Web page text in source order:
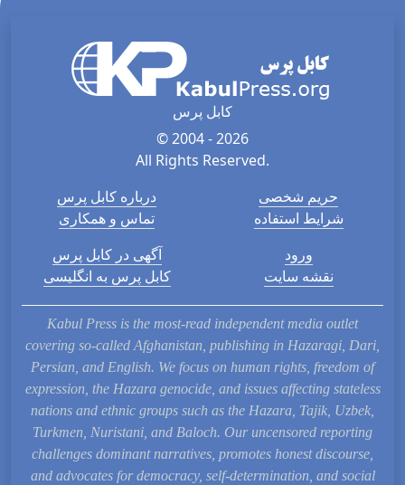
کابل پرس
© 2004 - 2026
All Rights Reserved.
درباره کابل پرس
تماس و همکاری
حریم شخصی
شرایط استفاده
آگهی در کابل پرس
کابل پرس به انگلیسی
ورود
نقشه سایت
Kabul Press is the most-read independent media outlet
covering so-called Afghanistan, publishing in Hazaragi, Dari,
Persian, and English. We focus on human rights, freedom of
expression, the Hazara genocide, and issues affecting stateless
nations and ethnic groups such as the Hazara, Tajik, Uzbek,
Turkmen, Nuristani, and Baloch. Our uncensored reporting
challenges dominant narratives, promotes honest discourse,
and advocates for democracy, self-determination, and social